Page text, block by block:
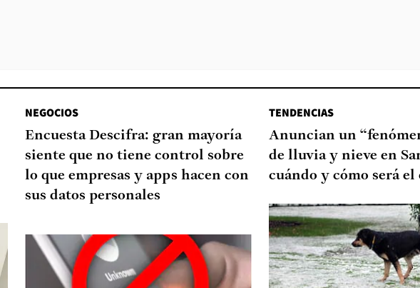
NEGOCIOS
Encuesta Descifra: gran mayoría
siente que no tiene control sobre
lo que empresas y apps hacen con
sus datos personales
TENDENCIAS
Anuncian un
de lluvia y nieve en
cuándo y cómo será el